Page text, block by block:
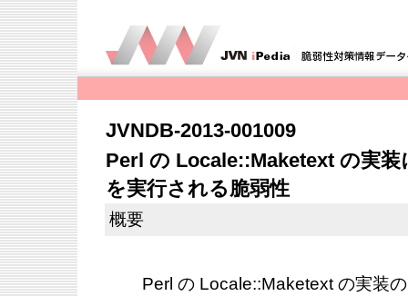
JVNDB-2013-001009
Perl の Locale::Maketext の実
を実行される脆弱性
概要
Perl の Locale::Maketext の実装